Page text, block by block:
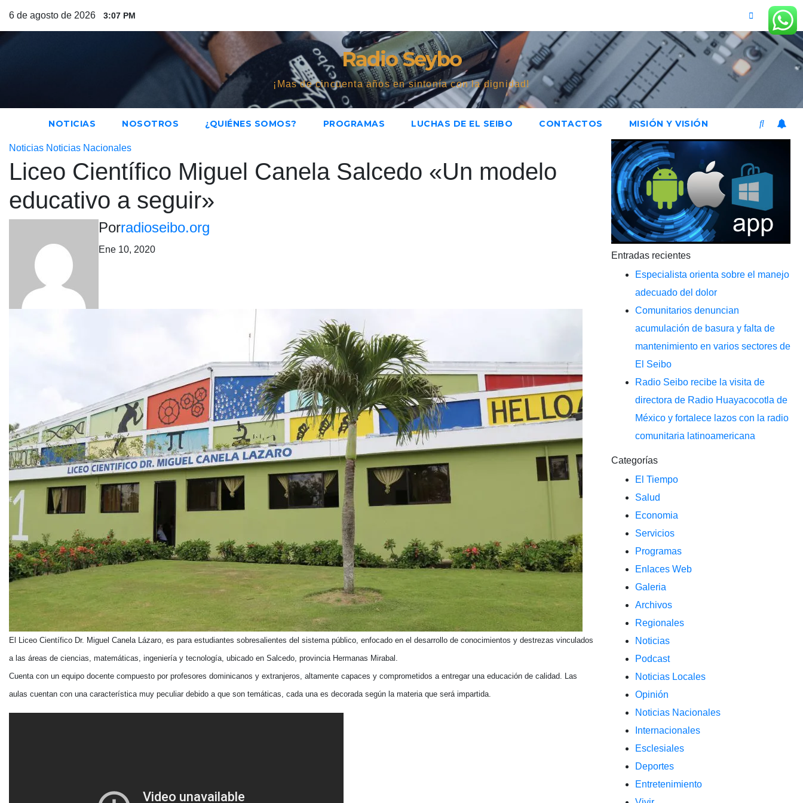
6 de agosto de 2026 3:07 PM
Radio Seybo
¡Mas de cincuenta años en sintonía con la dignidad!
NOTICIAS NOSOTROS ¿QUIÉNES SOMOS? PROGRAMAS LUCHAS DE EL SEIBO CONTACTOS MISIÓN Y VISIÓN
Noticias Noticias Nacionales
Liceo Científico Miguel Canela Salcedo «Un modelo
educativo a seguir»
Porradioseibo.org
Ene 10, 2020
El Liceo Científico Dr. Miguel Canela Lázaro, es para estudiantes sobresalientes del sistema público, enfocado en el desarrollo de conocimientos y destrezas vinculados
a las áreas de ciencias, matemáticas, ingeniería y tecnología, ubicado en Salcedo, provincia Hermanas Mirabal.
Cuenta con un equipo docente compuesto por profesores dominicanos y extranjeros, altamente capaces y comprometidos a entregar una educación de calidad. Las
aulas cuentan con una característica muy peculiar debido a que son temáticas, cada una es decorada según la materia que será impartida.
Entradas recientes
Especialista orienta sobre el manejo
adecuado del dolor
Comunitarios denuncian
acumulación de basura y falta de
mantenimiento en varios sectores de
El Seibo
Radio Seibo recibe la visita de
directora de Radio Huayacocotla de
México y fortalece lazos con la radio
comunitaria latinoamericana
Categorías
El Tiempo
Salud
Economia
Servicios
Programas
Enlaces Web
Galeria
Archivos
Regionales
Noticias
Podcast
Noticias Locales
Opinión
Noticias Nacionales
Internacionales
Esclesiales
Deportes
Entretenimiento